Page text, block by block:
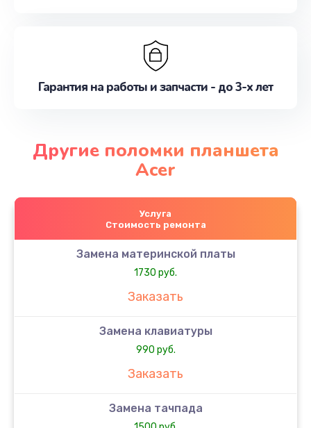
Гарантия на работы и запчасти - до 3-х лет
Другие поломки планшета
Acer
Услуга
Стоимость ремонта
Замена материнской платы
1730 руб.
Заказать
Замена клавиатуры
990 руб.
Заказать
Замена тачпада